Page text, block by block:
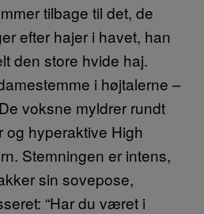
tilbage til det, de
efter hajer i havet, han
den store hvide haj.
i højtalerne –
voksne myldrer rundt
hyperaktive High
Stemningen er intens,
sin sovepose,
“Har du været i